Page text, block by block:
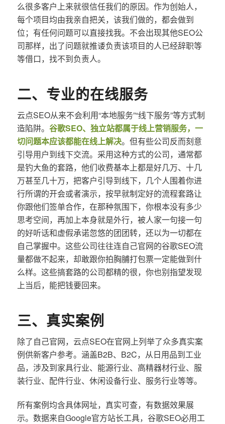
么很多客户上来就很信任我们的原因。作为创始人，
每个项目均由我亲自把关，该我们做的，都会做到
位；有任何问题可以直接找我。不会出现其他SEO公
司那样，出了问题就推诿负责该项目的人已经辞职等
等借口，找不到负责人。
二、专业的在线服务
云点SEO从来不会利用“本地服务”“线下服务”等方式制
造陷阱。 谷歌SEO、独立站都属于线上营销服务，一
切问题本应该都能在线上解决。但有些公司反而刻意
引导用户到线下交流。采用这种方式的公司，通常都
是钓大鱼的套路，他们收费基本上都是好几万、十几
万甚至几十万，把客户引导到线下，几个人围着你进
行所谓的开会或者演示，按早就制定好的流程套路让
你跟他们签单合作，在那种氛围下，你根本没有多少
思考空间，再加上本身就是外行，被人家一句接一句
的好听话和虚假承诺忽悠的团团转，还以为一切都在
自己掌握中。这些公司往往连自己官网的谷歌SEO流
量都做不起来，却敢跟你拍胸脯打包票一定能做到什
么样。这些搞套路的公司都精的很，你也别指望发现
上当后，能把钱要回来。
三、真实案例
除了自己官网，云点SEO在官网上列举了众多真实案
例供新客户参考。涵盖B2B、B2C，从日用品到工业
品，涉及到家具行业、能源行业、高精器材行业、服
装行业、配件行业、休闲设备行业、服务行业等等。
所有案例均含具体网址，真实可查，有数据效果展
示。数据来自Google官方站长工具，谷歌SEO必用工